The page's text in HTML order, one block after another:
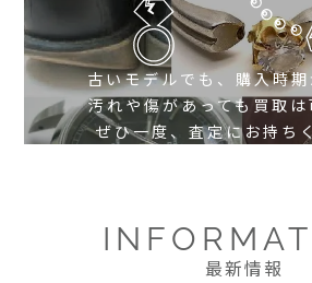
古いモデルでも、購入時
汚れや傷があっても買取
ぜひ一度、査定にお持ち
最新情報